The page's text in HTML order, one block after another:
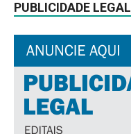
PUBLICIDADE LEGAL